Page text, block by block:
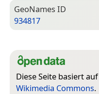
Geo­Names ID
934817
Diese Seite basiert auf
Wikimedia Commons.